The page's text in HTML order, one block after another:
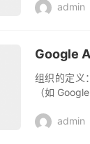
admin
Google
组织的定义
（如
admin